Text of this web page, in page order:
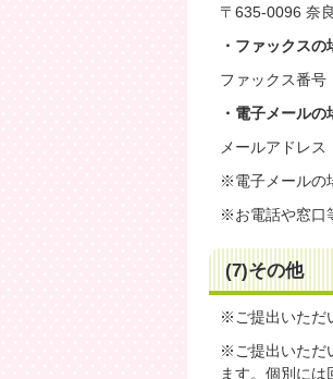
〒635-0096 奈
・ファックスの
ファックス番
・電子メールの
メールアドレ
※電子メールの
※お電話や窓口
(7)その他
※ご提出いただ
※ご提出いただ
ます。個別には